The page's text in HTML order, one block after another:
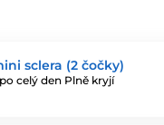
sclera (2 čočky)
celý den Plně kryjí